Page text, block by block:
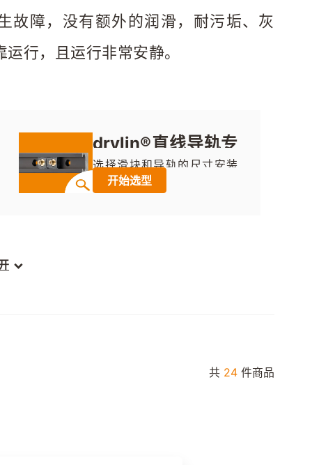
故障，没有额外的润滑，耐污垢、灰
行，且运行非常安静。
drylin®直线导轨专
家系统
选择滑块和导轨的尺寸安装
类型，输入工况就可生成型
开始选型
共 24 件商品